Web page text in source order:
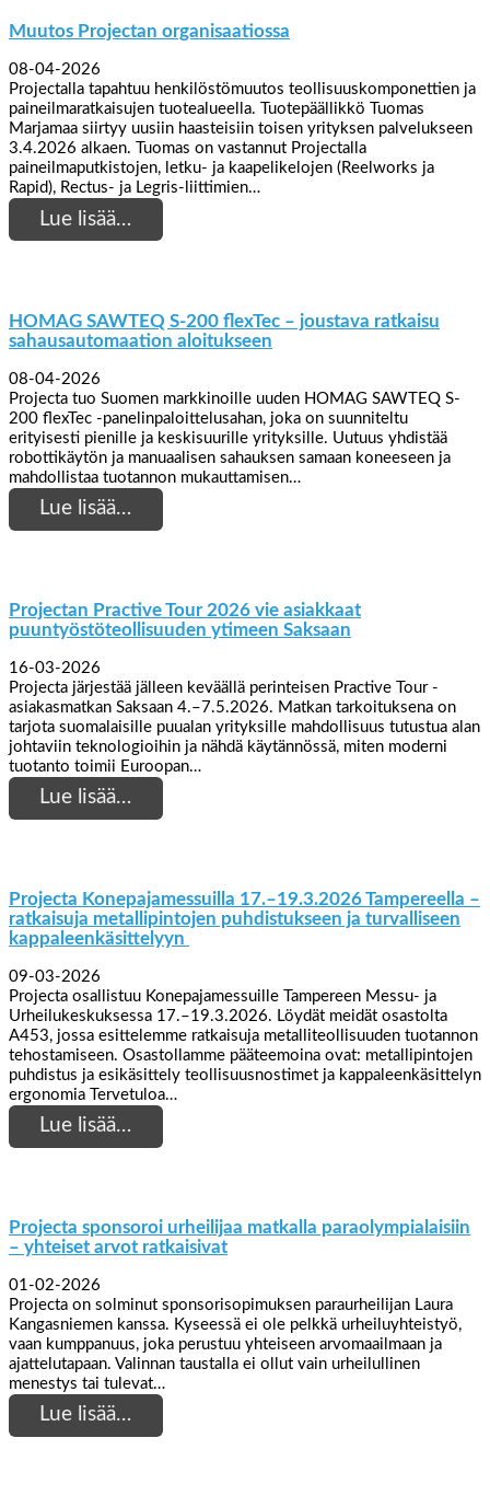
Muutos Projectan organisaatiossa
08-04-2026
Projectalla tapahtuu henkilöstömuutos teollisuuskomponettien ja
paineilmaratkaisujen tuotealueella. Tuotepäällikkö Tuomas
Marjamaa siirtyy uusiin haasteisiin toisen yrityksen palvelukseen
3.4.2026 alkaen. Tuomas on vastannut Projectalla
paineilmaputkistojen, letku- ja kaapelikelojen (Reelworks ja
Rapid), Rectus- ja Legris-liittimien…
Lue lisää…
HOMAG SAWTEQ S-200 flexTec – joustava ratkaisu
sahausautomaation aloitukseen
08-04-2026
Projecta tuo Suomen markkinoille uuden HOMAG SAWTEQ S-
200 flexTec -panelinpaloittelusahan, joka on suunniteltu
erityisesti pienille ja keskisuurille yrityksille. Uutuus yhdistää
robottikäytön ja manuaalisen sahauksen samaan koneeseen ja
mahdollistaa tuotannon mukauttamisen…
Lue lisää…
Projectan Practive Tour 2026 vie asiakkaat
puuntyöstöteollisuuden ytimeen Saksaan
16-03-2026
Projecta järjestää jälleen keväällä perinteisen Practive Tour -
asiakasmatkan Saksaan 4.–7.5.2026. Matkan tarkoituksena on
tarjota suomalaisille puualan yrityksille mahdollisuus tutustua alan
johtaviin teknologioihin ja nähdä käytännössä, miten moderni
tuotanto toimii Euroopan…
Lue lisää…
Projecta Konepajamessuilla 17.–19.3.2026 Tampereella –
ratkaisuja metallipintojen puhdistukseen ja turvalliseen
kappaleenkäsittelyyn
09-03-2026
Projecta osallistuu Konepajamessuille Tampereen Messu- ja
Urheilukeskuksessa 17.–19.3.2026. Löydät meidät osastolta
A453, jossa esittelemme ratkaisuja metalliteollisuuden tuotannon
tehostamiseen. Osastollamme pääteemoina ovat: metallipintojen
puhdistus ja esikäsittely teollisuusnostimet ja kappaleenkäsittelyn
ergonomia Tervetuloa…
Lue lisää…
Projecta sponsoroi urheilijaa matkalla paraolympialaisiin
– yhteiset arvot ratkaisivat
01-02-2026
Projecta on solminut sponsorisopimuksen paraurheilijan Laura
Kangasniemen kanssa. Kyseessä ei ole pelkkä urheiluyhteistyö,
vaan kumppanuus, joka perustuu yhteiseen arvomaailmaan ja
ajattelutapaan. Valinnan taustalla ei ollut vain urheilullinen
menestys tai tulevat…
Lue lisää…